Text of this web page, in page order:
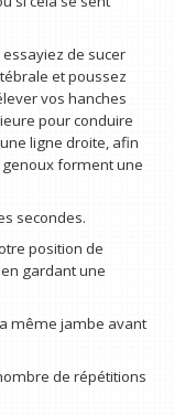
de sucer
et poussez
vos hanches
pour conduire
ligne droite, afin
forment une
secondes.
position de
gardant une
même jambe avant
de répétitions